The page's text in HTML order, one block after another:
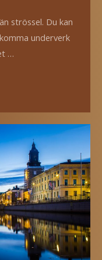
strössel. Du kan
underverk
…